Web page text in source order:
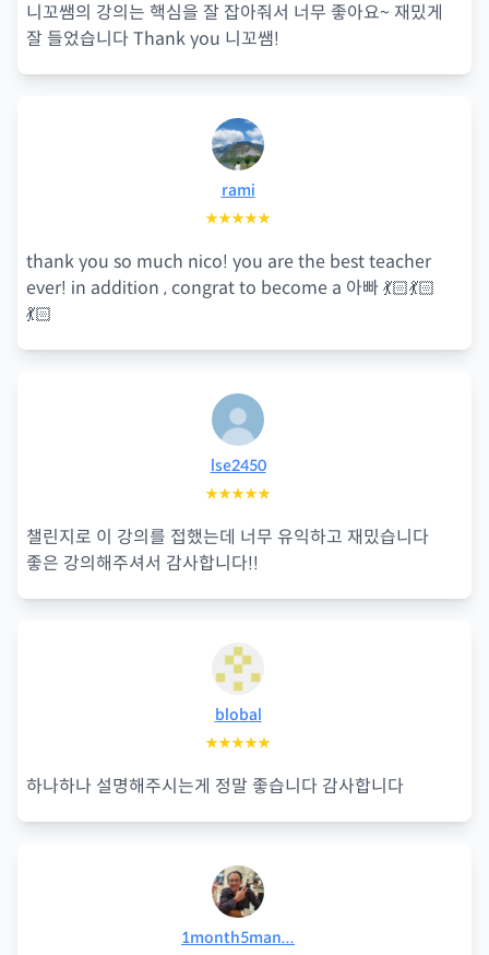
니꼬쌤의 강의는 핵심을 잘 잡아줘서 너무 좋아요~ 재밌게
잘 들었습니다 Thank you니꼬쌤!
rami
★★★★★
thank you so much nico! you are the best teacher
ever! in addition , congrat to become a 아빠 💃🏻💃🏻
💃🏻
lse2450
★★★★★
챌린지로 이 강의를 접했는데 너무 유익하고 재밌습니다
좋은 강의해주셔서 감사합니다!!
blobal
★★★★★
하나하나 설명해주시는게 정말 좋습니다 감사합니다
1month5man...